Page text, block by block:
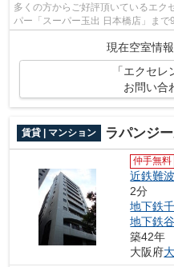
多くの方からご好評頂いているエク
パー「スーパー玉出 日本橋店」まで
き先に合わせて使い分けができます
現在空室情
「エクセ
お問い合
賃貸 | マンション ラパンジ
仲手無料
近鉄難
2分
地下鉄
地下鉄
築42年
大阪府